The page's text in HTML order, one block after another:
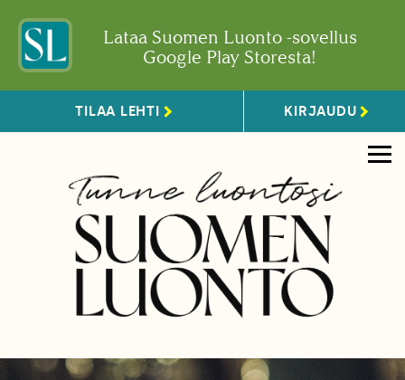
Lataa Suomen Luonto -sovellus
Google Play Storesta!
TILAA LEHTI KIRJAUDU